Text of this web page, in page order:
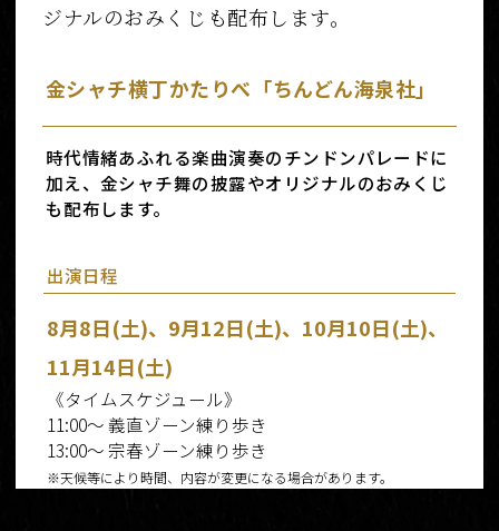
ジナルのおみくじも配布します。
金シャチ横丁かたりべ「ちんどん海泉社」
時代情緒あふれる楽曲演奏のチンドンパレードに
加え、金シャチ舞の披露やオリジナルのおみくじ
も配布します。
出演日程
8月8日(土)、9月12日(土)、10月10日(土)、
11月14日(土)
《タイムスケジュール》
11:00～ 義直ゾーン練り歩き
13:00～ 宗春ゾーン練り歩き
※天候等により時間、内容が変更になる場合があります。